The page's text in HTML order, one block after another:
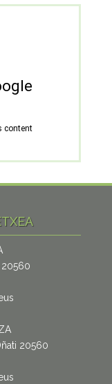
20560
20560